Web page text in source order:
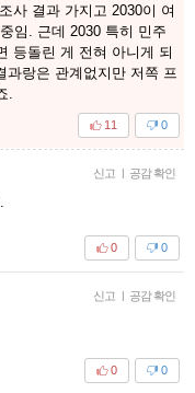
사 결과 가지고 2030이 여
임. 근데 2030 특히 민주
등돌린 게 전혀 아니게 되
과랑은 관계없지만 저쪽 프
.
0
11
신고 | 공감 확인
0
0
신고 | 공감 확인
0
0